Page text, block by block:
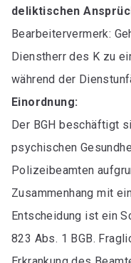
deliktischen
Bearbeitervermerk:
Dienstherr des K zu
während der
Einordnung:
Der BGH beschäftigt
psychischen
Polizeibeamten
Zusammenhang mit
Entscheidung ist ein
823 Abs. 1 BGB.